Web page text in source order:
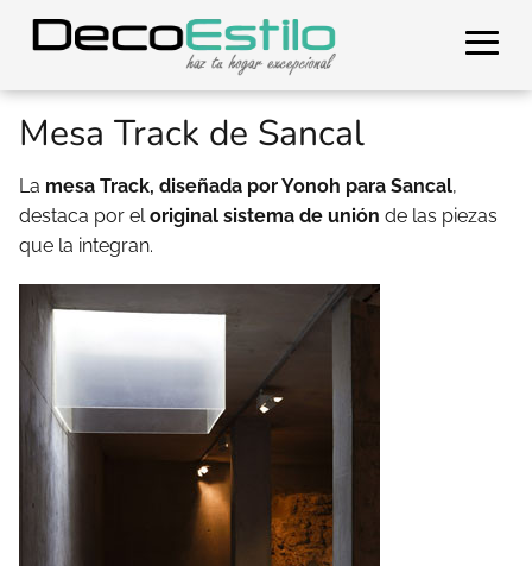
Mesa Track de Sancal
La mesa Track, diseñada por Yonoh para Sancal,
destaca por eloriginal sistema de unión de las piezas
que la integran.